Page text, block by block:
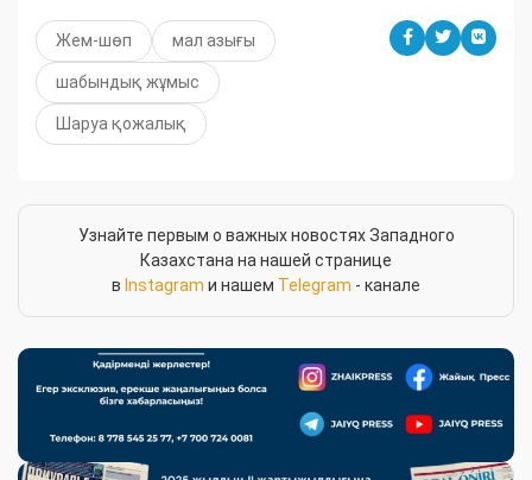
Жем-шөп мал азығы
шабындық жұмыс
Шаруа қожалық
Узнайте первым о важных новостях Западного
Казахстана на нашей странице
в Instagram и нашем Telegram - канале